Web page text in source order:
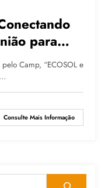
para
Ações
Camp, “ECOSOL e
Consulte Mais Informação